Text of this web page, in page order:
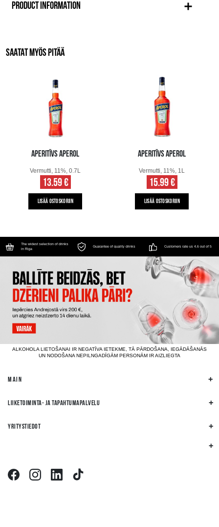
PRODUCT INFORMATION
SAATAT MYÖS PITÄÄ
APERITĪVS APEROL
Vermutti, 11%, 0.7L
13.59 €
LISÄÄ OSTOSKORIIN
APERITĪVS APEROL
Vermutti, 11%, 1L
15.99 €
LISÄÄ OSTOSKORIIN
The widest selection of drinks
in Riga
Guarantee of quality drinks Customers rate us 4.6 out of 5
ALKOHOLA LIETOŠANAI IR NEGATĪVA IETEKME, TĀ PĀRDOŠANA, IEGĀDĀŠANĀS
UN NODOŠANA NEPILNGADĪGĀM PERSONĀM IR AIZLIEGTA
MAIN
LIIKETOIMINTA- JA TAPAHTUMAPALVELU
YRITYSTIEDOT